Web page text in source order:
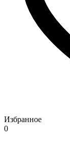
Избранное
0